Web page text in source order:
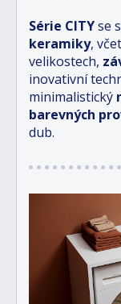
Série CITYse
keramiky,
velikostech,
inovativní
minimalistický
barevných
dub.